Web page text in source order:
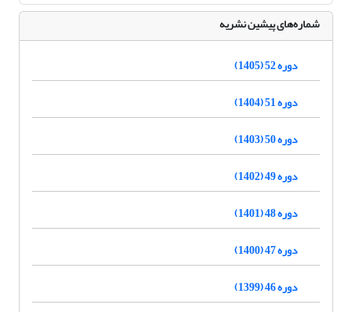
شماره‌های پیشین نشریه
دوره 52 (1405)
دوره 51 (1404)
دوره 50 (1403)
دوره 49 (1402)
دوره 48 (1401)
دوره 47 (1400)
دوره 46 (1399)